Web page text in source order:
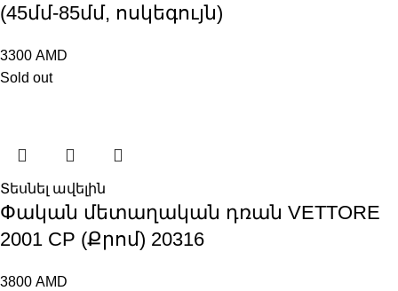
(45մմ-85մմ, ոսկեգույն)
3300 AMD
Sold out
Տեսնել ավելին
Փական մետաղական դռան VЕTTORE
2001 CP (Քրոմ) 20316
3800 AMD